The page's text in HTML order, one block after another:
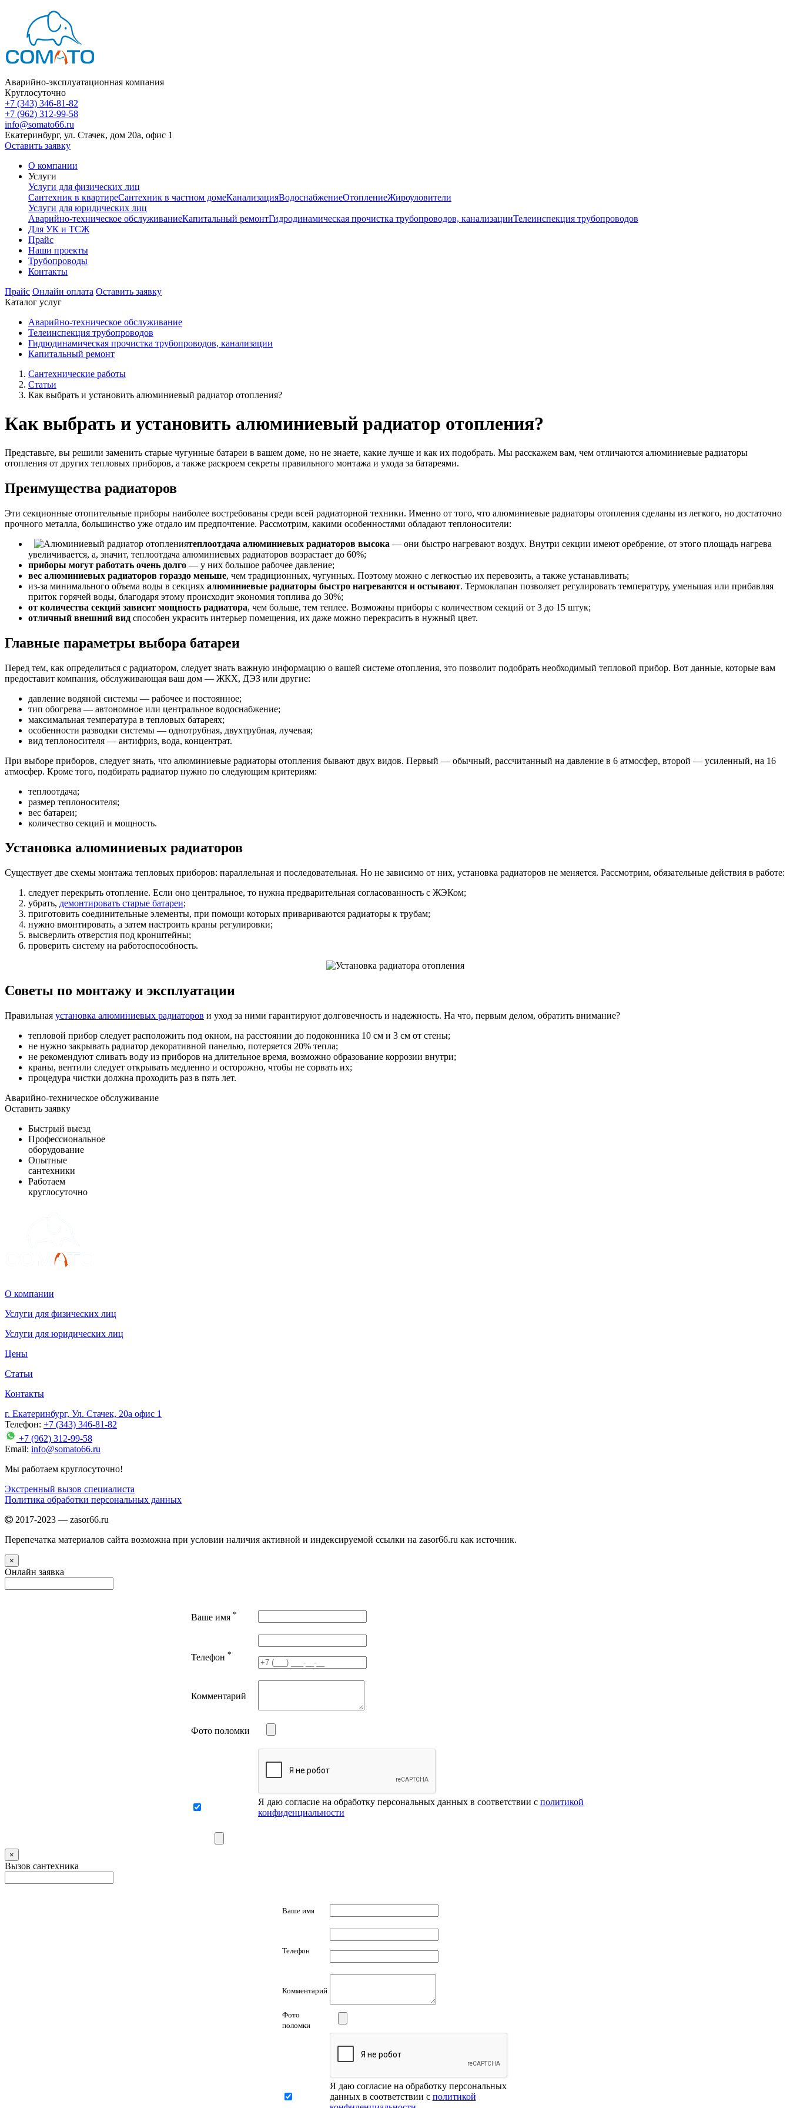
Аварийно-эксплуатационная компания
Круглосуточно
+7 (343) 346-81-82
+7 (962) 312-99-58
info@somato66.ru
Екатеринбург, ул. Стачек, дом 20а, офис 1
Оставить заявку
О компании
Услуги
Услуги для физических лиц
Сантехник в квартиреСантехник в частном домеКанализацияВодоснабжениеОтоплениеЖироуловители
Услуги для юридических лиц
Аварийно-техническое обслуживаниеКапитальный ремонтГидродинамическая прочистка трубопроводов, канализацииТелеинспекция трубопроводов
Для УК и ТСЖ
Прайс
Наши проекты
Трубопроводы
Контакты
Прайс Онлайн оплата Оставить заявку
Каталог услуг
Аварийно-техническое обслуживание
Телеинспекция трубопроводов
Гидродинамическая прочистка трубопроводов, канализации
Капитальный ремонт
Сантехнические работы
Статьи
Как выбрать и установить алюминиевый радиатор отопления?
Как выбрать и установить алюминиевый радиатор отопления?
Представьте, вы решили заменить старые чугунные батареи в вашем доме, но не знаете, какие лучше и как их подобрать. Мы расскажем вам, чем отличаются алюминиевые радиаторы
отопления от других тепловых приборов, а также раскроем секреты правильного монтажа и ухода за батареями.
Преимущества радиаторов
Эти секционные отопительные приборы наиболее востребованы среди всей радиаторной техники. Именно от того, что алюминиевые радиаторы отопления сделаны из легкого, но достаточно
прочного металла, большинство уже отдало им предпочтение. Рассмотрим, какими особенностями обладают теплоносители:
теплоотдача алюминиевых радиаторов высока — они быстро нагревают воздух. Внутри секции имеют оребрение, от этого площадь нагрева
увеличивается, а, значит, теплоотдача алюминиевых радиаторов возрастает до 60%;
приборы могут работать очень долго — у них большое рабочее давление;
вес алюминиевых радиаторов гораздо меньше, чем традиционных, чугунных. Поэтому можно с легкостью их перевозить, а также устанавливать;
из-за минимального объема воды в секциях алюминиевые радиаторы быстро нагреваются и остывают. Термоклапан позволяет регулировать температуру, уменьшая или прибавляя
приток горячей воды, благодаря этому происходит экономия топлива до 30%;
от количества секций зависит мощность радиатора, чем больше, тем теплее. Возможны приборы с количеством секций от 3 до 15 штук;
отличный внешний вид способен украсить интерьер помещения, их даже можно перекрасить в нужный цвет.
Главные параметры выбора батареи
Перед тем, как определиться с радиатором, следует знать важную информацию о вашей системе отопления, это позволит подобрать необходимый тепловой прибор. Вот данные, которые вам
предоставит компания, обслуживающая ваш дом — ЖКХ, ДЭЗ или другие:
давление водяной системы — рабочее и постоянное;
тип обогрева — автономное или центральное водоснабжение;
максимальная температура в тепловых батареях;
особенности разводки системы — однотрубная, двухтрубная, лучевая;
вид теплоносителя — антифриз, вода, концентрат.
При выборе приборов, следует знать, что алюминиевые радиаторы отопления бывают двух видов. Первый — обычный, рассчитанный на давление в 6 атмосфер, второй — усиленный, на 16
атмосфер. Кроме того, подбирать радиатор нужно по следующим критериям:
теплоотдача;
размер теплоносителя;
вес батареи;
количество секций и мощность.
Установка алюминиевых радиаторов
Существует две схемы монтажа тепловых приборов: параллельная и последовательная. Но не зависимо от них, установка радиаторов не меняется. Рассмотрим, обязательные действия в работе:
следует перекрыть отопление. Если оно центральное, то нужна предварительная согласованность с ЖЭКом;
убрать, демонтировать старые батареи;
приготовить соединительные элементы, при помощи которых привариваются радиаторы к трубам;
нужно вмонтировать, а затем настроить краны регулировки;
высверлить отверстия под кронштейны;
проверить систему на работоспособность.
Советы по монтажу и эксплуатации
Правильная установка алюминиевых радиаторов и уход за ними гарантируют долговечность и надежность. На что, первым делом, обратить внимание?
тепловой прибор следует расположить под окном, на расстоянии до подоконника 10 см и 3 см от стены;
не нужно закрывать радиатор декоративной панелью, потеряется 20% тепла;
не рекомендуют сливать воду из приборов на длительное время, возможно образование коррозии внутри;
краны, вентили следует открывать медленно и осторожно, чтобы не сорвать их;
процедура чистки должна проходить раз в пять лет.
Аварийно-техническое обслуживание
Оставить заявку
Быстрый выезд
Профессиональное
оборудование
Опытные
сантехники
Работаем
круглосуточно
О компании
Услуги для физических лиц
Услуги для юридических лиц
Цены
Статьи
Контакты
г. Екатеринбург, Ул. Стачек, 20а офис 1
Телефон: +7 (343) 346-81-82
+7 (962) 312-99-58
Email: info@somato66.ru
Мы работаем круглосуточно!
Экстренный вызов специалиста
Политика обработки персональных данных
2017-2023 — zasor66.ru
Перепечатка материалов сайта возможна при условии наличия активной и индексируемой ссылки на zasor66.ru как источник.
×
Онлайн заявка
Ваше имя *
Телефон *
Комментарий
Фото поломки
Я даю согласие на обработку персональных данных в соответствии с политикой
конфиденциальности
×
Вызов сантехника
Ваше имя
Телефон
Комментарий
Фото
поломки
Я даю согласие на обработку персональных
данных в соответствии с политикой